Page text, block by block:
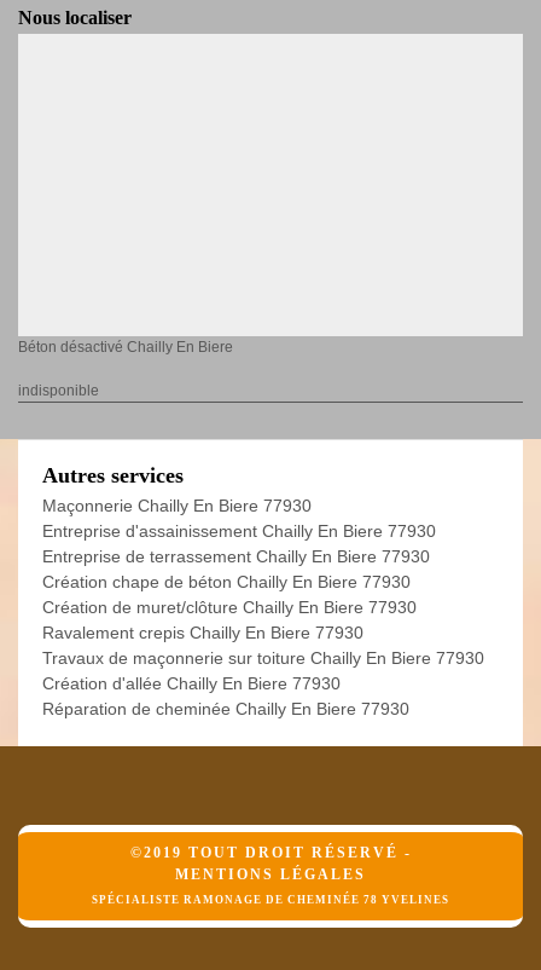
Nous localiser
Béton désactivé Chailly En Biere
indisponible
Autres services
Maçonnerie Chailly En Biere 77930
Entreprise d'assainissement Chailly En Biere 77930
Entreprise de terrassement Chailly En Biere 77930
Création chape de béton Chailly En Biere 77930
Création de muret/clôture Chailly En Biere 77930
Ravalement crepis Chailly En Biere 77930
Travaux de maçonnerie sur toiture Chailly En Biere 77930
Création d'allée Chailly En Biere 77930
Réparation de cheminée Chailly En Biere 77930
©2019 TOUT DROIT RÉSERVÉ -
MENTIONS LÉGALES
SPÉCIALISTE RAMONAGE DE CHEMINÉE 78 YVELINES